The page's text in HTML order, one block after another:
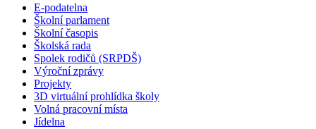
E-podatelna
Školní parlament
Školní časopis
Školská rada
Spolek rodičů (SRPDŠ)
Výroční zprávy
Projekty
3D virtuální prohlídka školy
Volná pracovní místa
Jídelna